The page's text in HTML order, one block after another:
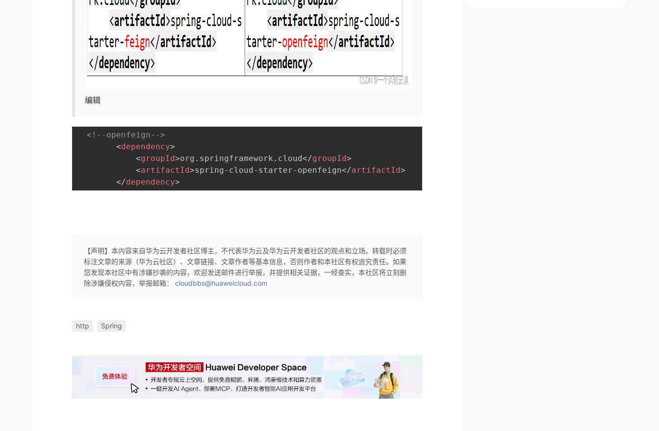
编辑
<!--openfeign-->
<dependency>
<groupId>org.springframework.cloud</groupId>
<artifactId>spring-cloud-starter-openfeign</artifactId>
</dependency>
【声明】本内容来自华为云开发者社区博主，不代表华为云及华为云开发者社区的观点和立场。转载时必须
标注文章的来源（华为云社区）、文章链接、文章作者等基本信息，否则作者和本社区有权追究责任。如果
您发现本社区中有涉嫌抄袭的内容，欢迎发送邮件进行举报，并提供相关证据，一经查实，本社区将立刻删
除涉嫌侵权内容，举报邮箱：cloudbbs@huaweicloud.com
http Spring